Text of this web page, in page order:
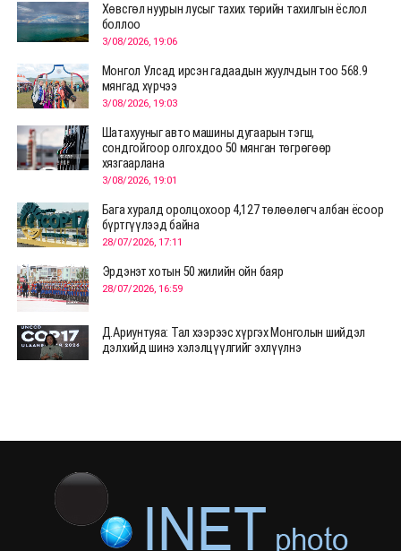
Хөвсгөл нуурын лусыг тахих төрийн тахилгын ёслол
боллоо
3/08/2026, 19:06
Монгол Улсад ирсэн гадаадын жуулчдын тоо 568.9
мянгад хүрчээ
3/08/2026, 19:03
Шатахууныг авто машины дугаарын тэгш,
сондгойгоор олгохдоо 50 мянган төгрөгөөр
хязгаарлана
3/08/2026, 19:01
Бага хуралд оролцохоор 4,127 төлөөлөгч албан ёсоор
бүртгүүлээд байна
28/07/2026, 17:11
Эрдэнэт хотын 50 жилийн ойн баяр
28/07/2026, 16:59
Д.Ариунтуяа: Тал хээрээс хүргэх Монголын шийдэл
дэлхийд шинэ хэлэлцүүлгийг эхлүүлнэ
28/07/2026, 12:04
ХӨВСГӨЛ Нутгийн зөвлөлөөс МУАЖ Д.Цэрэндарьзавт
2 өрөө байр олгоно